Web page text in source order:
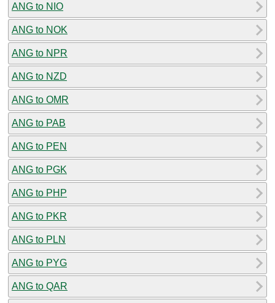
ANG to NIO
ANG to NOK
ANG to NPR
ANG to NZD
ANG to OMR
ANG to PAB
ANG to PEN
ANG to PGK
ANG to PHP
ANG to PKR
ANG to PLN
ANG to PYG
ANG to QAR